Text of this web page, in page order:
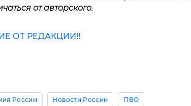
от авторского.
ОТ РЕДАКЦИИ!!
России Новости России ПВО